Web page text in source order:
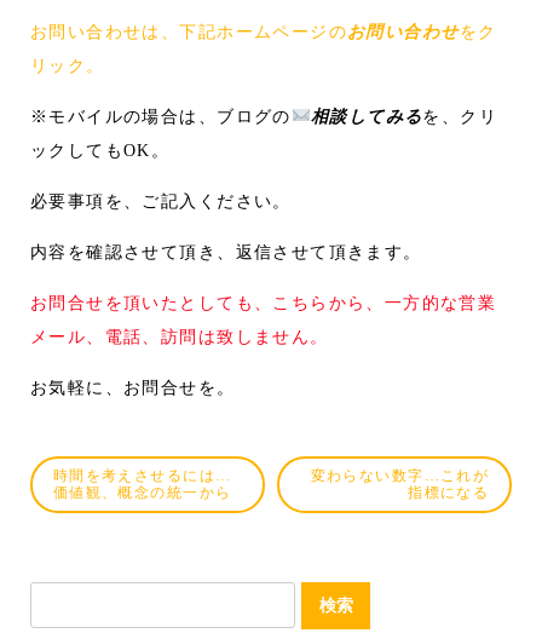
お問い合わせは、下記ホームページのお問い合わせをク
リック。
※モバイルの場合は、ブログの 相談してみるを、クリ
ックしてもOK。
必要事項を、ご記入ください。
内容を確認させて頂き、返信させて頂きます。
お問合せを頂いたとしても、こちらから、一方的な営業
メール、電話、訪問は致しません。
お気軽に、お問合せを。
時間を考えさせるには…
価値観、概念の統一から
変わらない数字…これが
指標になる